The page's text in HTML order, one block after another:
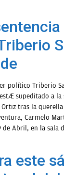
político Triberio
supeditado a la
Ortiz tras la
Carmelo
de Abril, en la sala
este